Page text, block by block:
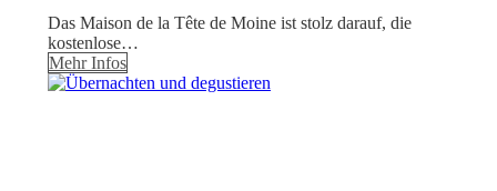
Das Maison de la Tête de Moine ist stolz darauf, die
kostenlose…
Mehr Infos